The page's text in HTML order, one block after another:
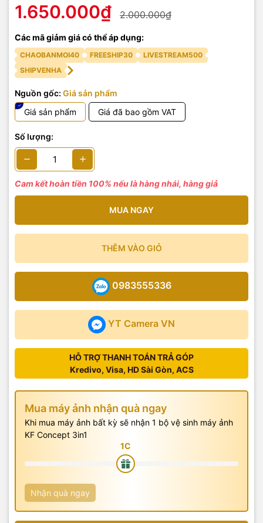
1.650.000₫ 2.000.000₫
Các mã giảm giá có thể áp dụng:
CHAOBANMOI40 FREESHIP30
LIVESTREAM500
SHIPVENHA
Nguồn gốc: Giá sản phẩm
Giá sản phẩm
Giá đã bao gồm VAT
Số lượng:
Cam kết hoàn tiền 100% nếu là hàng nhái, hàng giả
MUA NGAY
THÊM VÀO GIỎ
YT Camera VN
0983555336
HỖ TRỢ THANH TOÁN TRẢ GÓP
Kredivo, Visa, HD Sài Gòn, ACS
Mua máy ảnh nhận quà ngay
Khi mua máy ảnh bất kỳ sẽ nhận 1 bộ vệ sinh máy ảnh
KF Concept 3in1
Nhận quà ngay